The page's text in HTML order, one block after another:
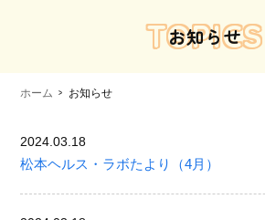
TOPICS
お知らせ
ホーム お知らせ
2024.03.18
松本ヘルス・ラボたより（4月）